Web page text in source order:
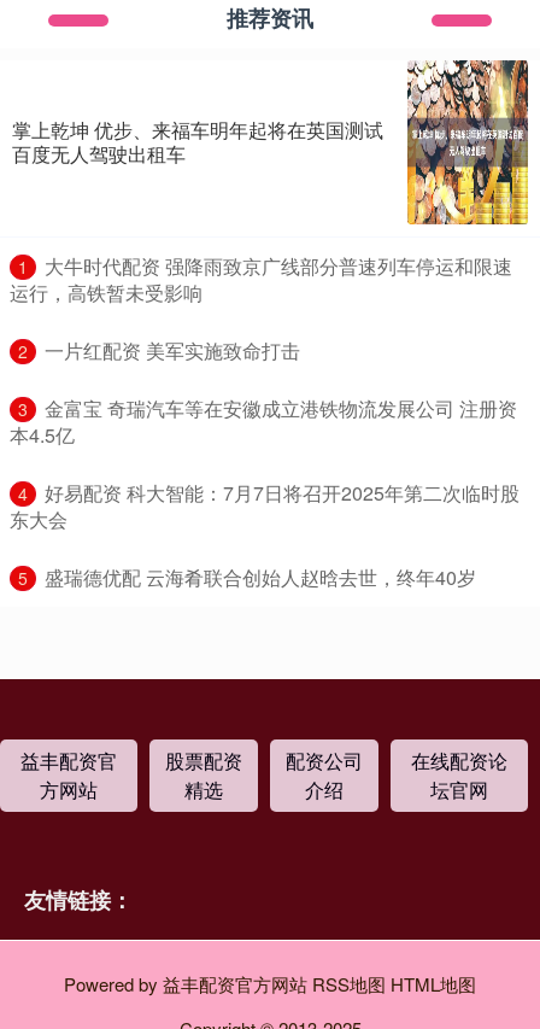
推荐资讯
掌上乾坤 优步、来福车明年起将在英国测试
百度无人驾驶出租车
1
​大牛时代配资 强降雨致京广线部分普速列车停运和限速
运行，高铁暂未受影响
2 ​一片红配资 美军实施致命打击
3
​金富宝 奇瑞汽车等在安徽成立港铁物流发展公司 注册资
本4.5亿
4
​好易配资 科大智能：7月7日将召开2025年第二次临时股
东大会
5 ​盛瑞德优配 云海肴联合创始人赵晗去世，终年40岁
益丰配资官
方网站
股票配资
精选
配资公司
介绍
在线配资论
坛官网
友情链接：
Powered by 益丰配资官方网站 RSS地图 HTML地图